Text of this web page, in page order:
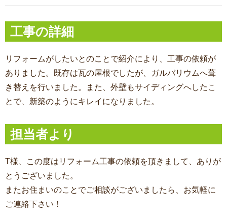
工事の詳細
リフォームがしたいとのことで紹介により、工事の依頼が
ありました。既存は瓦の屋根でしたが、ガルバリウムへ葺
き替えを行いました。また、外壁もサイディングへしたこ
とで、新築のようにキレイになりました。
担当者より
T様、この度はリフォーム工事の依頼を頂きまして、ありが
とうございました。
またお住まいのことでご相談がございましたら、お気軽に
ご連絡下さい！